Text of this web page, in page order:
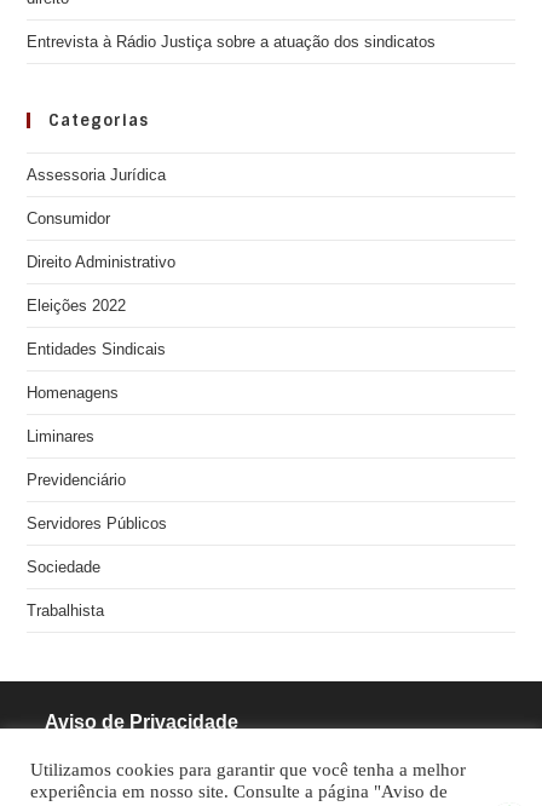
Entrevista à Rádio Justiça sobre a atuação dos sindicatos
Categorias
Assessoria Jurídica
Consumidor
Direito Administrativo
Eleições 2022
Entidades Sindicais
Homenagens
Liminares
Previdenciário
Servidores Públicos
Sociedade
Trabalhista
Aviso de Privacidade
RODRIGUES PINHEIRO ADVOCACIA S/S
Utilizamos cookies para garantir que você tenha a melhor
experiência em nosso site. Consulte a página "Aviso de